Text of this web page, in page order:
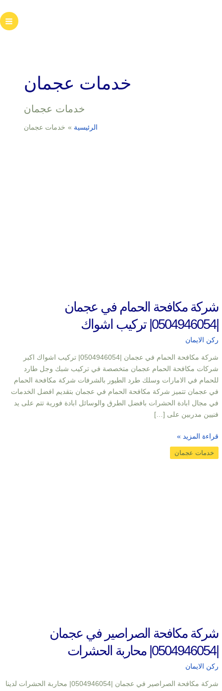
خدمات عجمان
خدمات عجمان
الرئيسية خدمات عجمان
شركة مكافحة الحمام في عجمان
|0504946054| تركيب اشواك
ركن الايمان
شركة مكافحة الحمام في عجمان |0504946054| تركيب اشواك اكبر
شركات مكافحة الحمام عجمان متخصصة في تركيب شبك وجل طارد
للحمام في الامارات وسلك طرد الطيور بالشرفات شركة مكافحة الحمام
في عجمان تتميز شركة مكافحة الحمام في عجمان بتقديم افضل الخدمات
في مجال ابادة الحشرات بافضل الطرق والوسائل ابادة فورية تتم على يد
فنيين مدربين على […]
قراءة المزيد »
خدمات عجمان
شركة مكافحة الصراصير في عجمان
|0504946054| محاربة الحشرات
ركن الايمان
شركة مكافحة الصراصير في عجمان |0504946054| محاربة الحشرات لدينا